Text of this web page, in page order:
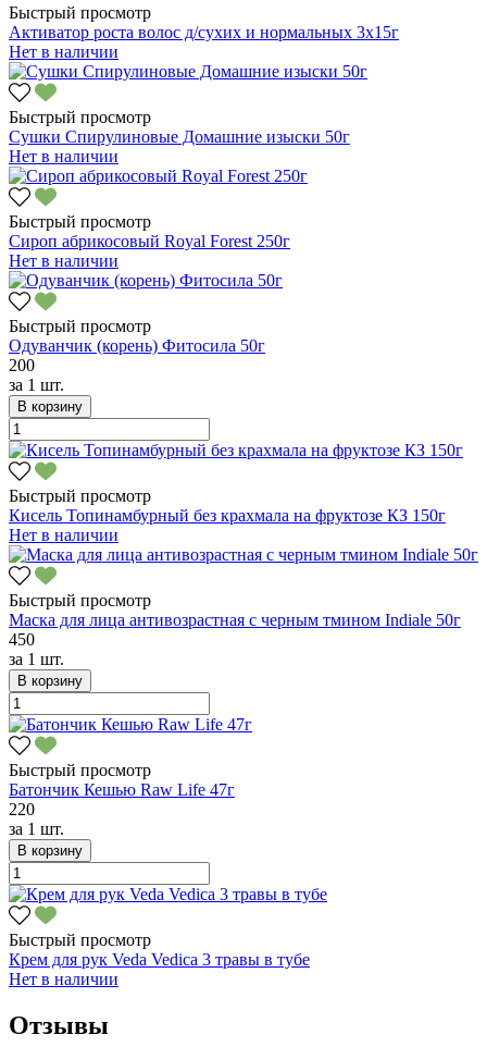
Быстрый просмотр
Активатор роста волос д/сухих и нормальных 3х15г
Нет в наличии
Быстрый просмотр
Сушки Спирулиновые Домашние изыски 50г
Нет в наличии
Быстрый просмотр
Сироп абрикосовый Royal Forest 250г
Нет в наличии
Быстрый просмотр
Одуванчик (корень) Фитосила 50г
200
за 1 шт.
В корзину
Быстрый просмотр
Кисель Топинамбурный без крахмала на фруктозе КЗ 150г
Нет в наличии
Быстрый просмотр
Маска для лица антивозрастная с черным тмином Indiale 50г
450
за 1 шт.
В корзину
Быстрый просмотр
Батончик Кешью Raw Life 47г
220
за 1 шт.
В корзину
Быстрый просмотр
Крем для рук Veda Vedica 3 травы в тубе
Нет в наличии
Отзывы